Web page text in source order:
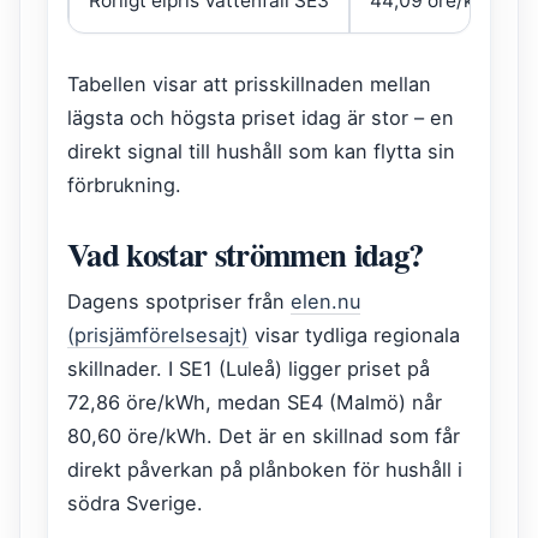
Tabellen visar att prisskillnaden mellan
lägsta och högsta priset idag är stor – en
direkt signal till hushåll som kan flytta sin
förbrukning.
Vad kostar strömmen idag?
Dagens spotpriser från elen.nu
(prisjämförelsesajt) visar tydliga regionala
skillnader. I SE1 (Luleå) ligger priset på
72,86 öre/kWh, medan SE4 (Malmö) når
80,60 öre/kWh. Det är en skillnad som får
direkt påverkan på plånboken för hushåll i
södra Sverige.